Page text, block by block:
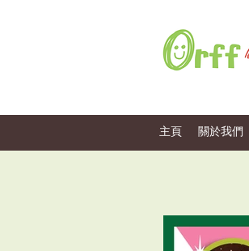
主頁 關於我們